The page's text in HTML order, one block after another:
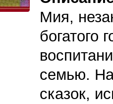
Мия,
богатого
семью.
сказок,